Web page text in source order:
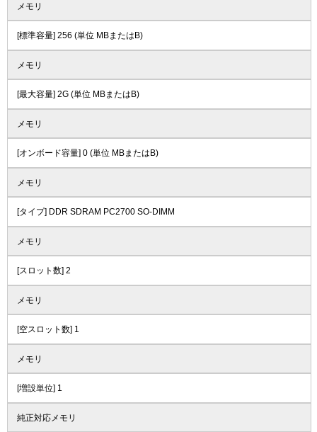
メモリ
[標準容量] 256 (単位 MBまたはB)
メモリ
[最大容量] 2G (単位 MBまたはB)
メモリ
[オンボード容量] 0 (単位 MBまたはB)
メモリ
[タイプ] DDR SDRAM PC2700 SO-DIMM
メモリ
[スロット数] 2
メモリ
[空スロット数] 1
メモリ
[増設単位] 1
純正対応メモリ